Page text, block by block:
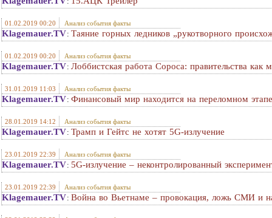
01.02.2019 00:20 Анализ события факты
Klagemauer.TV: Таяние горных ледников „рукотворного
01.02.2019 00:20 Анализ события факты
Klagemauer.TV: Лоббистская работа Сороса: правительства как
31.01.2019 11:03 Анализ события факты
Klagemauer.TV: Финансовый мир находится на переломном
28.01.2019 14:12 Анализ события факты
Klagemauer.TV: Трамп и Гейтс не хотят 5G-излучение
23.01.2019 22:39 Анализ события факты
Klagemauer.TV: 5G-излучение – неконтролированный
23.01.2019 22:39 Анализ события факты
Klagemauer.TV: Война во Вьетнаме – провокация, ложь СМИ и